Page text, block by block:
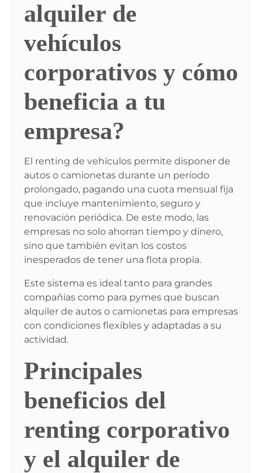
alquiler de
vehículos
corporativos y cómo
beneficia a tu
empresa?
El renting de vehículos permite disponer de
autos o camionetas durante un período
prolongado, pagando una cuota mensual fija
que incluye mantenimiento, seguro y
renovación periódica. De este modo, las
empresas no solo ahorran tiempo y dinero,
sino que también evitan los costos
inesperados de tener una flota propia.
Este sistema es ideal tanto para grandes
compañías como para pymes que buscan
alquiler de autos o camionetas para empresas
con condiciones flexibles y adaptadas a su
actividad.
Principales
beneficios del
renting corporativo
y el alquiler de